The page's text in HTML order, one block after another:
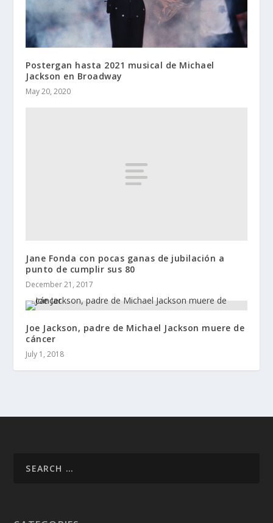
Postergan hasta 2021 musical de Michael
Jackson en Broadway
May 20, 2020
Jane Fonda con pocas ganas de jubilación a
punto de cumplir sus 80
December 21, 2017
Joe Jackson, padre de Michael Jackson muere de
cáncer
July 1, 2018